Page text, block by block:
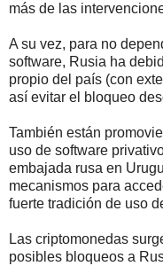
más de las
A su vez, para no
software, Rusia ha
propio del país (con
así evitar el bloqueo
También están
uso de software
embajada rusa en
mecanismos para
fuerte tradición de uso
Las criptomonedas
posibles bloqueos a